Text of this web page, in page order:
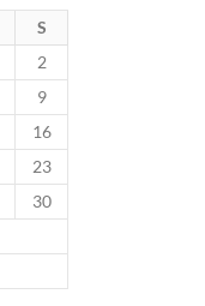
S
2
9
16
23
30